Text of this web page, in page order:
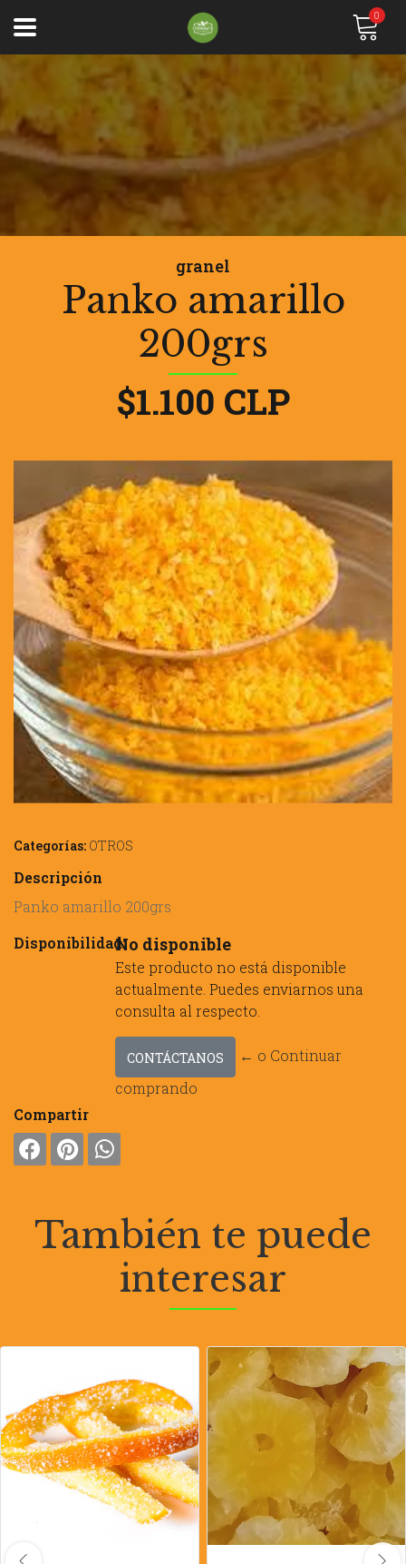
0
granel
Panko amarillo
200grs
$1.100 CLP
Categorías: OTROS
Descripción
Panko amarillo 200grs
Disponibilidad:No disponible
Este producto no está disponible
actualmente. Puedes enviarnos una
consulta al respecto.
CONTÁCTANOS
← o Continuar
comprando
Compartir
También te puede
interesar